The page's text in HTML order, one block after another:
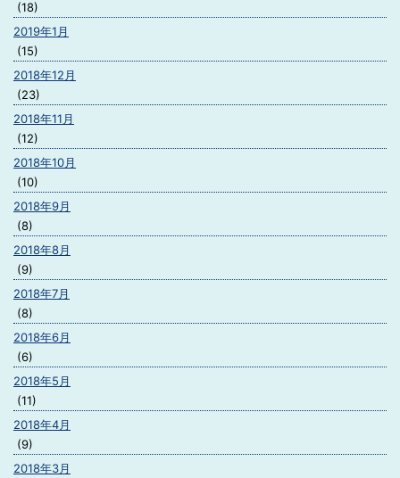
(18)
2019年1月
(15)
2018年12月
(23)
2018年11月
(12)
2018年10月
(10)
2018年9月
(8)
2018年8月
(9)
2018年7月
(8)
2018年6月
(6)
2018年5月
(11)
2018年4月
(9)
2018年3月